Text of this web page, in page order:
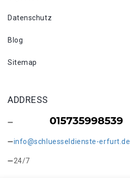
Datenschutz
Blog
Sitemap
ADDRESS
info@schluesseldienste-erfurt.de
24/7